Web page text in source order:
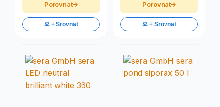
Porovnat
⚖️ + Srovnat
Porovnat
⚖️ + Srovnat